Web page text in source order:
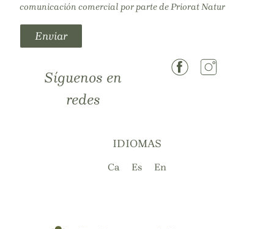
comunicación comercial por parte de Priorat Natur
Enviar
Síguenos en
redes
IDIOMAS
Ca Es En